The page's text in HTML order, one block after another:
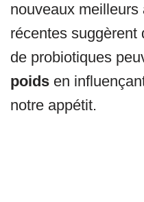
nouveaux
récentes suggèrent
de probiotiques
poids en
notre appétit.